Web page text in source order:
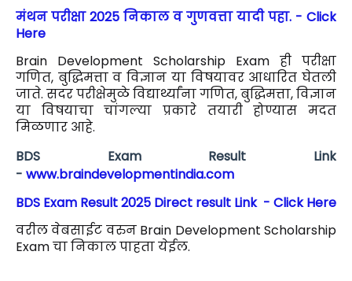
मंथन परीक्षा 2025 निकाल व गुणवत्ता यादी पहा. - Click
Here
Brain Development Scholarship Exam ही परीक्षा
गणित, बुद्धिमत्ता व विज्ञान या विषयावर आधारित घेतली
जाते. सदर परीक्षेमुळे विद्यार्थ्यांना गणित, बुद्धिमत्ता, विज्ञान
या विषयाचा चांगल्या प्रकारे तयारी होण्यास मदत
मिळणार आहे.
BDS Exam Result Link
- www.braindevelopmentindia.com
BDS Exam Result 2025 Direct result Link - Click Here
वरील वेबसाईट वरुन Brain Development Scholarship
Exam चा निकाल पाहता येईल.